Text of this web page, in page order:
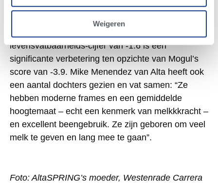
Weigeren
De fokwaarden vanAltaSPRINGvolgen het Mogul-
patroon, met steil beenwerk en korte spenen. Net
levensvatbaarheids-cijfer van -1.6 is een
significante verbetering ten opzichte van Mogul’s
score van -3.9. Mike Menendez van Alta heeft ook
een aantal dochters gezien en vat samen: “Ze
hebben moderne frames en een gemiddelde
hoogtemaat – echt een kenmerk van melkkkracht –
en excellent beengebruik. Ze zijn geboren om veel
melk te geven en lang mee te gaan”.
Foto: AltaSPRING’s moeder, Westenrade Carrera